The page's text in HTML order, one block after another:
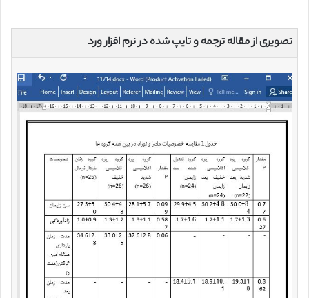
تصویری از مقاله ترجمه و تایپ شده در نرم افزار ورد